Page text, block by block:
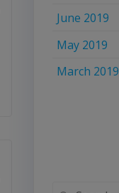
June 2019
May 2019
March 2019
Search